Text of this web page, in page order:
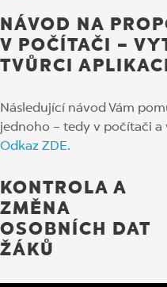
NÁVOD NA
V POČÍTAČI –
TVŮRCI
Následující návod Vám
jednoho – tedy v počítači a
Odkaz ZDE.
KONTROLA A
ZMĚNA
OSOBNÍCH DAT
ŽÁKŮ